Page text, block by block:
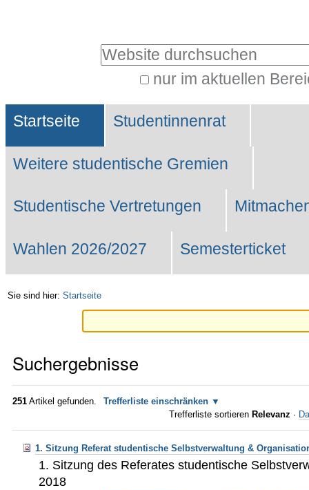
Website durchsuchen
nur im aktuellen
Suche…
Sektionen
Startseite Studentinnenrat
Weitere studentische Gremien
Studentische Vertretungen
Wahlen 2026/2027 Semesterticket
Sie sind hier: Startseite
Suchergebnisse
251 Artikel gefunden.
Trefferliste einschränken
Trefferliste sortieren Relevanz ·
1. Sitzung Referat studentische Selbstverwaltung &
1. Sitzung des Referates studentische
2018